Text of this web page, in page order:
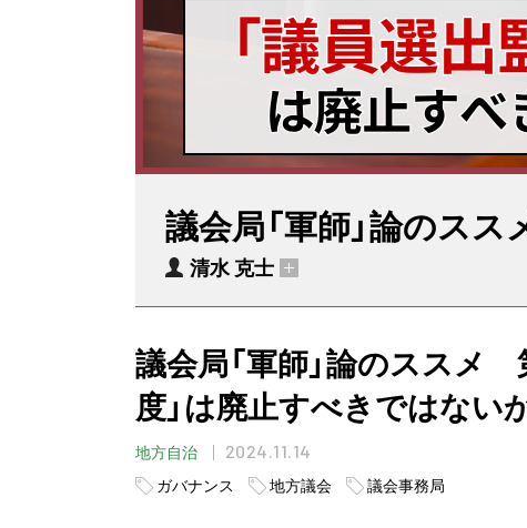
議会局「軍師」論のスス
清水 克士
議会局「軍師」論のスス
度」は廃止すべきではない
地方自治 2024.11.14
ガバナンス 地方議会 議会事務局